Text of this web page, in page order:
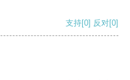
支持[0] 反对[0]